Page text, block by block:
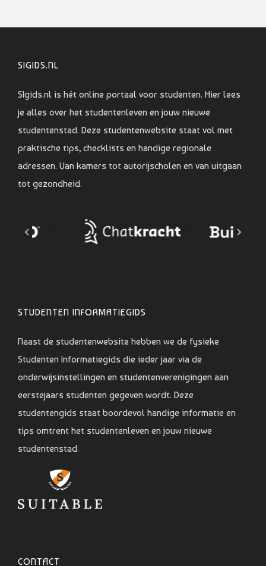
SIGIDS.NL
SIgids.nl is hét online portaal voor studenten. Hier lees
je alles over het studentenleven en jouw nieuwe
studentenstad. Deze studentenwebsite staat vol met
praktische tips, checklists en handige regionale
adressen. Van kamers tot autorijscholen en van uitgaan
tot gezondheid.
STUDENTEN INFORMATIEGIDS
Naast de studentenwebsite hebben we de fysieke
Studenten Informatiegids die ieder jaar via de
onderwijsinstellingen en studentenverenigingen aan
eerstejaars studenten gegeven wordt. Deze
studentengids staat boordevol handige informatie en
tips omtrent het studentenleven en jouw nieuwe
studentenstad.
CONTACT